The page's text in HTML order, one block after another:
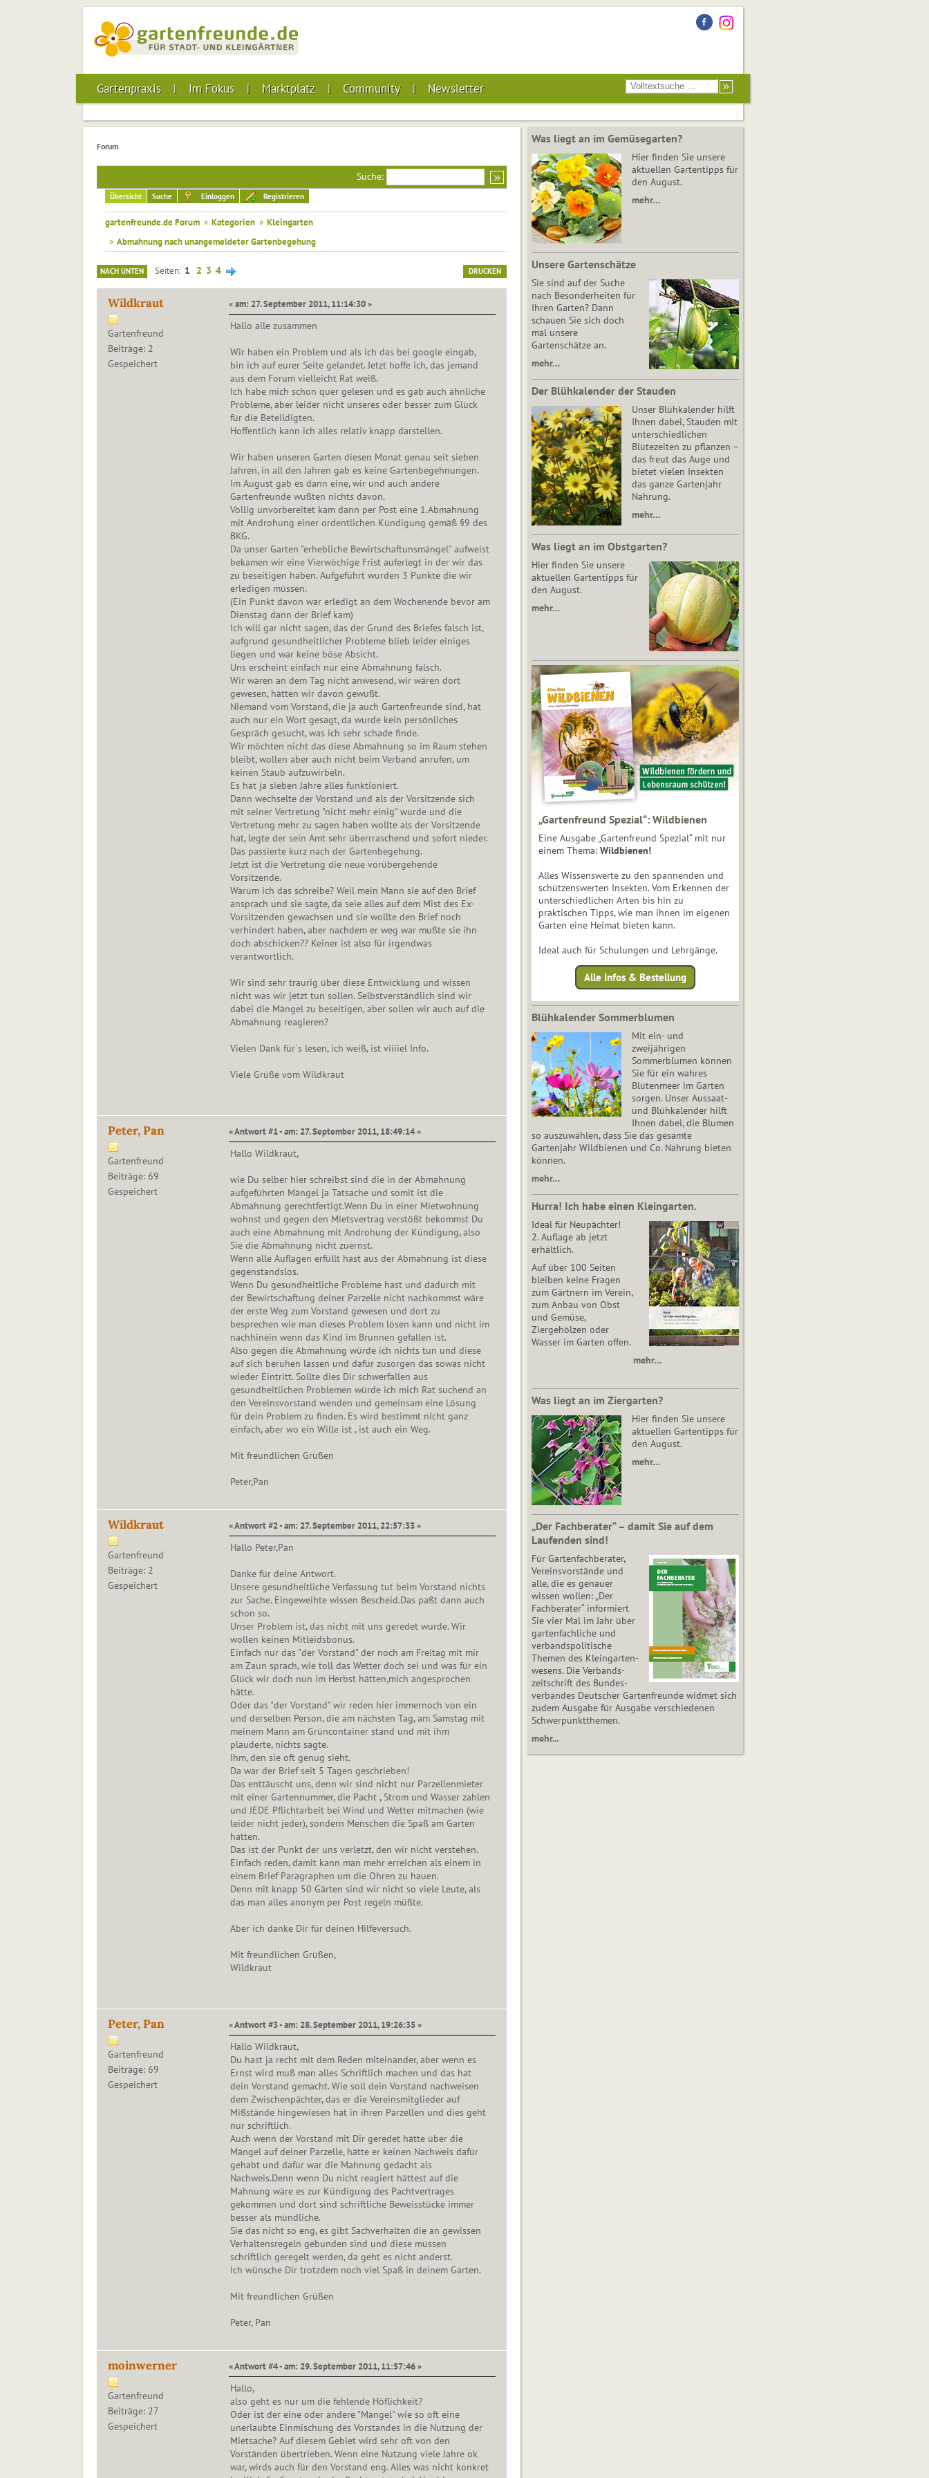
Gartenpraxis Im Fokus Marktplatz Community Newsletter
Forum
Suche:
Übersicht Suche Einloggen Registrieren
gartenfreunde.de Forum » Kategorien » Kleingarten
» Abmahnung nach unangemeldeter Gartenbegehung
DRUCKEN
NACH UNTEN Seiten 1 2 3 4
Wildkraut
Gartenfreund
Beiträge: 2
Gespeichert
« am: 27. September 2011, 11:14:30 »
Hallo alle zusammen
Wir haben ein Problem und als ich das bei google eingab,
bin ich auf eurer Seite gelandet. Jetzt hoffe ich, das jemand
aus dem Forum vielleicht Rat weiß.
Ich habe mich schon quer gelesen und es gab auch ähnliche
Probleme, aber leider nicht unseres oder besser zum Glück
für die Beteildigten.
Hoffentlich kann ich alles relativ knapp darstellen.
Wir haben unseren Garten diesen Monat genau seit sieben
Jahren, in all den Jahren gab es keine Gartenbegehnungen.
Im August gab es dann eine, wir und auch andere
Gartenfreunde wußten nichts davon.
Völlig unvorbereitet kam dann per Post eine 1.Abmahnung
mit Androhung einer ordentlichen Kündigung gemäß §9 des
BKG.
Da unser Garten "erhebliche Bewirtschaftunsmängel" aufweist
bekamen wir eine Vierwöchige Frist auferlegt in der wir das
zu beseitigen haben. Aufgeführt wurden 3 Punkte die wir
erledigen müssen.
(Ein Punkt davon war erledigt an dem Wochenende bevor am
Dienstag dann der Brief kam)
Ich will gar nicht sagen, das der Grund des Briefes falsch ist,
aufgrund gesundheitlicher Probleme blieb leider einiges
liegen und war keine böse Absicht.
Uns erscheint einfach nur eine Abmahnung falsch.
Wir waren an dem Tag nicht anwesend, wir wären dort
gewesen, hätten wir davon gewußt.
Niemand vom Vorstand, die ja auch Gartenfreunde sind, hat
auch nur ein Wort gesagt, da wurde kein persönliches
Gespräch gesucht, was ich sehr schade finde.
Wir möchten nicht das diese Abmahnung so im Raum stehen
bleibt, wollen aber auch nicht beim Verband anrufen, um
keinen Staub aufzuwirbeln.
Es hat ja sieben Jahre alles funktioniert.
Dann wechselte der Vorstand und als der Vorsitzende sich
mit seiner Vertretung "nicht mehr einig" wurde und die
Vertretung mehr zu sagen haben wollte als der Vorsitzende
hat, legte der sein Amt sehr überrraschend und sofort nieder.
Das passierte kurz nach der Gartenbegehung.
Jetzt ist die Vertretung die neue vorübergehende
Vorsitzende.
Warum ich das schreibe? Weil mein Mann sie auf den Brief
ansprach und sie sagte, da seie alles auf dem Mist des Ex-
Vorsitzenden gewachsen und sie wollte den Brief noch
verhindert haben, aber nachdem er weg war mußte sie ihn
doch abschicken?? Keiner ist also für irgendwas
verantwortlich.
Wir sind sehr traurig über diese Entwicklung und wissen
nicht was wir jetzt tun sollen. Selbstverständlich sind wir
dabei die Mängel zu beseitigen, aber sollen wir auch auf die
Abmahnung reagieren?
Vielen Dank für´s lesen, ich weiß, ist viiiiel Info.
Viele Grüße vom Wildkraut
Peter, Pan
Gartenfreund
Beiträge: 69
Gespeichert
« Antwort #1 - am: 27. September 2011, 18:49:14 »
Hallo Wildkraut,
wie Du selber hier schreibst sind die in der Abmahnung
aufgeführten Mängel ja Tatsache und somit ist die
Abmahnung gerechtfertigt.Wenn Du in einer Mietwohnung
wohnst und gegen den Mietsvertrag verstößt bekommst Du
auch eine Abmahnung mit Androhung der Kündigung, also
Sie die Abmahnung nicht zuernst.
Wenn alle Auflagen erfüllt hast aus der Abmahnung ist diese
gegenstandslos.
Wenn Du gesundheitliche Probleme hast und dadurch mit
der Bewirtschaftung deiner Parzelle nicht nachkommst wäre
der erste Weg zum Vorstand gewesen und dort zu
besprechen wie man dieses Problem lösen kann und nicht im
nachhinein wenn das Kind im Brunnen gefallen ist.
Also gegen die Abmahnung würde ich nichts tun und diese
auf sich beruhen lassen und dafür zusorgen das sowas nicht
wieder Eintritt. Sollte dies Dir schwerfallen aus
gesundheitlichen Problemen würde ich mich Rat suchend an
den Vereinsvorstand wenden und gemeinsam eine Lösung
für dein Problem zu finden. Es wird bestimmt nicht ganz
einfach, aber wo ein Wille ist , ist auch ein Weg.
Mit freundlichen Grüßen
Peter,Pan
Wildkraut
Gartenfreund
Beiträge: 2
Gespeichert
« Antwort #2 - am: 27. September 2011, 22:57:33 »
Hallo Peter,Pan
Danke für deine Antwort.
Unsere gesundheitliche Verfassung tut beim Vorstand nichts
zur Sache. Eingeweihte wissen Bescheid.Das paßt dann auch
schon so.
Unser Problem ist, das nicht mit uns geredet wurde. Wir
wollen keinen Mitleidsbonus.
Einfach nur das "der Vorstand" der noch am Freitag mit mir
am Zaun sprach, wie toll das Wetter doch sei und was für ein
Glück wir doch nun im Herbst hätten,mich angesprochen
hätte.
Oder das "der Vorstand" wir reden hier immernoch von ein
und derselben Person, die am nächsten Tag, am Samstag mit
meinem Mann am Grüncontainer stand und mit ihm
plauderte, nichts sagte.
Ihm, den sie oft genug sieht.
Da war der Brief seit 5 Tagen geschrieben!
Das enttäuscht uns, denn wir sind nicht nur Parzellenmieter
mit einer Gartennummer, die Pacht , Strom und Wasser zahlen
und JEDE Pflichtarbeit bei Wind und Wetter mitmachen (wie
leider nicht jeder), sondern Menschen die Spaß am Garten
hatten.
Das ist der Punkt der uns verletzt, den wir nicht verstehen.
Einfach reden, damit kann man mehr erreichen als einem in
einem Brief Paragraphen um die Ohren zu hauen.
Denn mit knapp 50 Gärten sind wir nicht so viele Leute, als
das man alles anonym per Post regeln müßte.
Aber ich danke Dir für deinen Hilfeversuch.
Mit freundlichen Grüßen,
Wildkraut
Peter, Pan
Gartenfreund
Beiträge: 69
Gespeichert
« Antwort #3 - am: 28. September 2011, 19:26:35 »
Hallo Wildkraut,
Du hast ja recht mit dem Reden miteinander, aber wenn es
Ernst wird muß man alles Schriftlich machen und das hat
dein Vorstand gemacht. Wie soll dein Vorstand nachweisen
dem Zwischenpächter, das er die Vereinsmitglieder auf
Mißstände hingewiesen hat in ihren Parzellen und dies geht
nur schriftlich.
Auch wenn der Vorstand mit Dir geredet hätte über die
Mängel auf deiner Parzelle, hätte er keinen Nachweis dafür
gehabt und dafür war die Mahnung gedacht als
Nachweis.Denn wenn Du nicht reagiert hättest auf die
Mahnung wäre es zur Kündigung des Pachtvertrages
gekommen und dort sind schriftliche Beweisstücke immer
besser als mündliche.
Sie das nicht so eng, es gibt Sachverhalten die an gewissen
Verhaltensregeln gebunden sind und diese müssen
schriftlich geregelt werden, da geht es nicht anderst.
Ich wünsche Dir trotzdem noch viel Spaß in deinem Garten.
Mit freundlichen Grüßen
Peter, Pan
moinwerner
Gartenfreund
Beiträge: 27
Gespeichert
« Antwort #4 - am: 29. September 2011, 11:57:46 »
Hallo,
also geht es nur um die fehlende Höflichkeit?
Oder ist der eine oder andere "Mangel" wie so oft eine
unerlaubte Einmischung des Vorstandes in die Nutzung der
Mietsache? Auf diesem Gebiet wird sehr oft von den
Vorständen übertrieben. Wenn eine Nutzung viele Jahre ok
war, wirds auch für den Vorstand eng. Alles was nicht konkret
Was liegt an im Gemüsegarten?
Hier finden Sie unsere
aktuellen Gartentipps für
den August.
mehr…
Unsere Gartenschätze
Sie sind auf der Suche
nach Besonderheiten für
Ihren Garten? Dann
schauen Sie sich doch
mal unsere
Gartenschätze an.
mehr…
Der Blühkalender der Stauden
Unser Blühkalender hilft
Ihnen dabei, Stauden mit
unterschiedlichen
Blütezeiten zu pflanzen –
das freut das Auge und
bietet vielen Insekten
das ganze Gartenjahr
Nahrung.
mehr…
Was liegt an im Obstgarten?
Hier finden Sie unsere
aktuellen Gartentipps für
den August.
mehr…
„Gartenfreund Spezial“: Wildbienen
Eine Ausgabe „Gartenfreund Spezial“ mit nur
einem Thema: Wildbienen!
Alles Wissenswerte zu den spannenden und
schützenswerten Insekten. Vom Erkennen der
unterschiedlichen Arten bis hin zu
praktischen Tipps, wie man ihnen im eigenen
Garten eine Heimat bieten kann.
Ideal auch für Schulungen und Lehrgänge.
Alle Infos & Bestellung
Blühkalender Sommerblumen
Mit ein- und
zweijährigen
Sommerblumen können
Sie für ein wahres
Blütenmeer im Garten
sorgen. Unser Aussaat-
und Blühkalender hilft
Ihnen dabei, die Blumen
so auszuwählen, dass Sie das gesamte
Gartenjahr Wildbienen und Co. Nahrung bieten
können.
mehr…
Hurra! Ich habe einen Kleingarten.
Ideal für Neupächter!
2. Auflage ab jetzt
erhältlich.
Auf über 100 Seiten
bleiben keine Fragen
zum Gärtnern im Verein,
zum Anbau von Obst
und Gemüse,
Ziergehölzen oder
Wasser im Garten offen.
mehr…
Was liegt an im Ziergarten?
Hier finden Sie unsere
aktuellen Gartentipps für
den August.
mehr…
„Der Fachberater“ – damit Sie auf dem
Laufenden sind!
Für Gartenfachberater,
Vereinsvorstände und
alle, die es genauer
wissen wollen: „Der
Fachberater“ informiert
Sie vier Mal im Jahr über
gartenfachliche und
verbandspolitische
Themen des Klein­gar­ten­
wesens. Die Ver­bands­
zeit­schrift des Bun­des­
ver­ban­des Deutscher Gartenfreunde widmet sich
zudem Ausgabe für Ausgabe verschiedenen
Schwer­punkt­the­men.
mehr...